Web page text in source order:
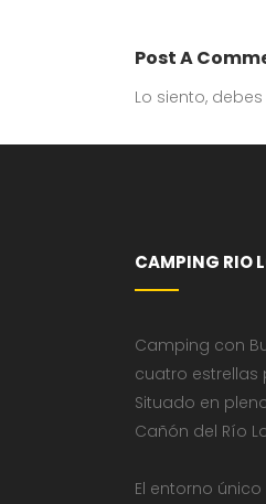
Post A
Lo siento,
CAMPING RIO
Camping con
cuatro estrellas
Situado en
Cañón del Río
El entorno